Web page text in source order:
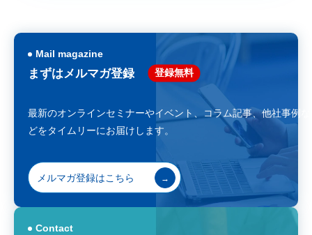
Mail magazine
まずはメルマガ登録 登録無料
最新のオンラインセミナーやイベント、コラム記事、他社事例な
どをタイムリーにお届けします。
メルマガ登録はこちら
Contact